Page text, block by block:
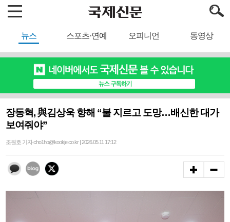
뉴스 스포츠·연예 오피니언 동영상
장동혁, 與김상욱 향해 “불 지르고 도망…배신한 대가
보여줘야”
조원호 기자 cho1ho@kookje.co.kr | 2026.05.11 17:12